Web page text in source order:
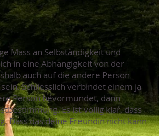
Mass an Selbständigkeit und
in eine Abhängigkeit von der
auch auf die andere Person
Schliesslich verbindet einem ja
Person bevormundet, dann
Es ist völlig klar, dass
Dass das deine Freundin nicht kann